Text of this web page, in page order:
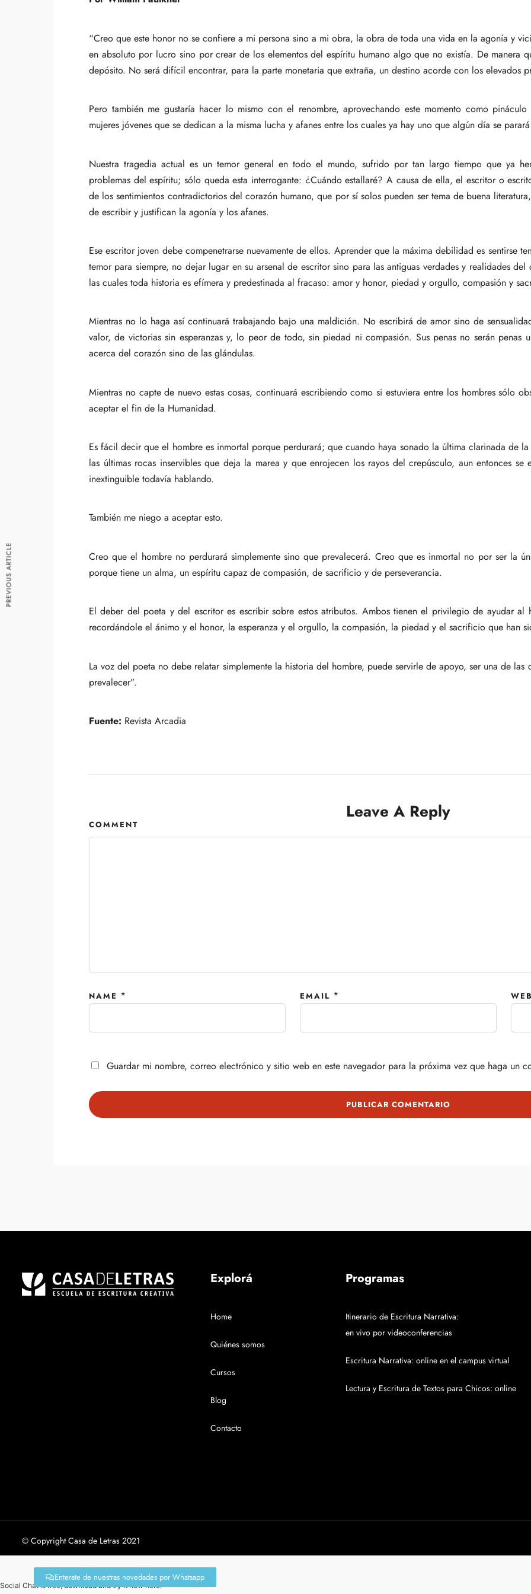
“Creo que este honor no se confiere a mi persona sino a mi obra, la obra de toda una vida en la agonía y
en absoluto por lucro sino por crear de los elementos del espíritu humano algo que no existía. De manera
depósito. No será difícil encontrar, para la parte monetaria que extraña, un destino acorde con los elevados
Pero también me gustaría hacer lo mismo con el renombre, aprovechando este momento como
mujeres jóvenes que se dedican a la misma lucha y afanes entre los cuales ya hay uno que algún día se
Nuestra tragedia actual es un temor general en todo el mundo, sufrido por tan largo tiempo que ya
problemas del espíritu; sólo queda esta interrogante: ¿Cuándo estallaré? A causa de ella, el escritor o
de los sentimientos contradictorios del corazón humano, que por sí solos pueden ser tema de buena
de escribir y justifican la agonía y los afanes.
Ese escritor joven debe compenetrarse nuevamente de ellos. Aprender que la máxima debilidad es sentirse
temor para siempre, no dejar lugar en su arsenal de escritor sino para las antiguas verdades y realidades del
las cuales toda historia es efímera y predestinada al fracaso: amor y honor, piedad y orgullo, compasión y
Mientras no lo haga así continuará trabajando bajo una maldición. No escribirá de amor sino de
valor, de victorias sin esperanzas y, lo peor de todo, sin piedad ni compasión. Sus penas no serán penas
acerca del corazón sino de las glándulas.
Mientras no capte de nuevo estas cosas, continuará escribiendo como si estuviera entre los hombres sólo
aceptar el fin de la Humanidad.
Es fácil decir que el hombre es inmortal porque perdurará; que cuando haya sonado la última clarinada de
las últimas rocas inservibles que deja la marea y que enrojecen los rayos del crepúsculo, aun entonces
inextinguible todavía hablando.
También me niego a aceptar esto.
Creo que el hombre no perdurará simplemente sino que prevalecerá. Creo que es inmortal no por ser la
porque tiene un alma, un espíritu capaz de compasión, de sacrificio y de perseverancia.
El deber del poeta y del escritor es escribir sobre estos atributos. Ambos tienen el privilegio de ayudar al
recordándole el ánimo y el honor, la esperanza y el orgullo, la compasión, la piedad y el sacrificio que han
La voz del poeta no debe relatar simplemente la historia del hombre, puede servirle de apoyo, ser una de las
prevalecer”.
Fuente: Revista Arcadia
Leave A Reply
COMMENT
NAME * EMAIL *
Guardar mi nombre, correo electrónico y sitio web en este navegador para la próxima vez que haga un
PREVIOUS ARTICLE
Explorá
Home
Quiénes somos
Cursos
Blog
Contacto
Programas
Itinerario de Escritura Narrativa:
en vivo por videoconferencias
Escritura Narrativa: online en el campus virtual
Lectura y Escritura de Textos para Chicos: online
© Copyright Casa de Letras 2021
Enterate de nuestras novedades por Whatsapp
Social Chat is free, download and try it nowhere!